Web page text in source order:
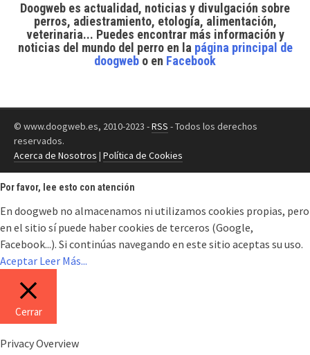
Doogweb es actualidad, noticias y divulgación sobre
perros, adiestramiento, etología, alimentación,
veterinaria... Puedes encontrar más información y
noticias del mundo del perroen la página principal de
doogweb o en Facebook
© www.doogweb.es, 2010-2023 -RSS - Todos los derechos
reservados.
Acerca de Nosotros | Política de Cookies
Por favor, lee esto con atención
En doogweb no almacenamos ni utilizamos cookies propias, pero
en el sitio sí puede haber cookies de terceros (Google,
Facebook...). Si continúas navegando en este sitio aceptas su uso.
Aceptar Leer Más...
Cerrar
Privacy Overview